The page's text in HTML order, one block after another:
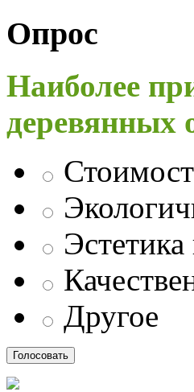
Опрос
Наиболее
деревянных
Эстетика
Другое